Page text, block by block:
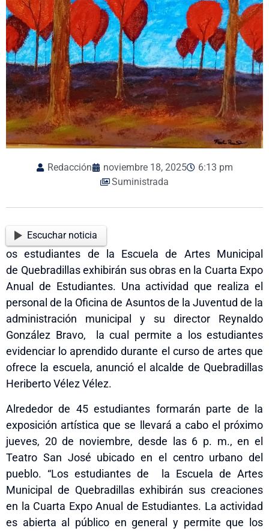
Redacción noviembre 18, 2025
6:13 pm
Suministrada
Escuchar noticia
os estudiantes de la Escuela de Artes Municipal
de Quebradillas exhibirán sus obras en la Cuarta Expo
Anual
de Estudiantes. Una actividad que realiza el
personal de la Oficina de Asuntos de la Juventud de la
administración municipal y su director Reynaldo
González Bravo,
la cual
permite a los estudiantes
evidenciar lo aprendido durante el curso de artes que
ofrece la escuela, anunció el alcalde de Quebradillas
Heriberto Vélez Vélez.
Alrededor de 45 estudiantes formarán parte de la
exposición artística que se llevará a cabo el próximo
jueves, 20 de noviembre, desde las 6 p. m., en el
Teatro San José ubicado en el centro urbano del
pueblo. “Los estudiantes de la Escuela de Artes
Municipal de Quebradillasexhibirán sus creaciones
en la Cuarta Expo Anual de Estudiantes. La actividad
es abierta al público en general y permite que los